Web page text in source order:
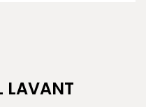
LAVANT